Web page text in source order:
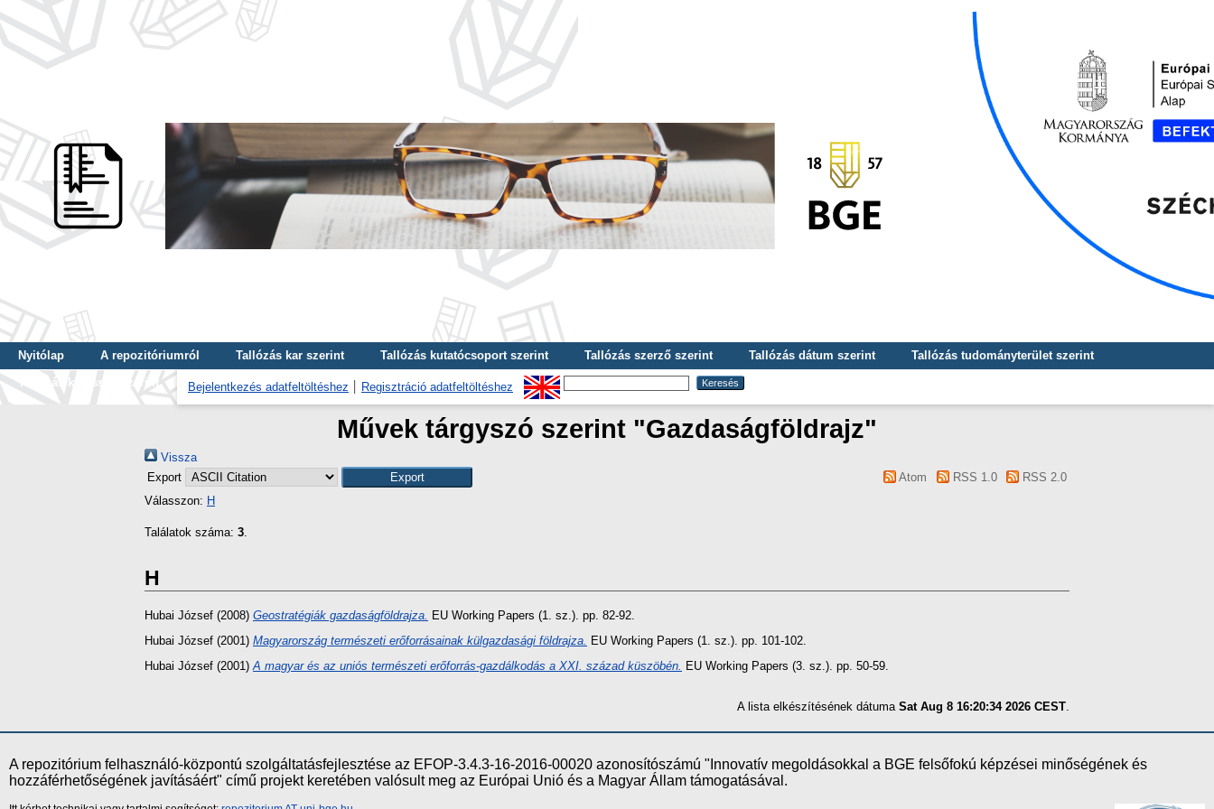
Nyitólap A repozitóriumról Tallózás kar szerint Tallózás kutatócsoport szerint Tallózás szerző szerint Tallózás dátum szerint
Tallózás tudományterület szerint
Tallózás kulcsszó szerint
Bejelentkezés adatfeltöltéshez Regisztráció adatfeltöltéshez
Művek tárgyszó szerint "Gazdaságföldrajz"
Vissza
Export
Atom RSS 1.0
RSS 2.0
Válasszon: H
Találatok száma: 3.
H
Hubai József (2008) Geostratégiák gazdaságföldrajza. EU Working Papers (1. sz.). pp. 82-92.
Hubai József (2001) Magyarország természeti erőforrásainak külgazdasági földrajza.
EU Working Papers (1. sz.). pp. 101-102.
Hubai József (2001) A magyar és az uniós természeti erőforrás-gazdálkodás a XXI. század küszöbén. EU Working Papers (3. sz.). pp. 50-59.
A lista elkészítésének dátuma Sat Aug 8 16:20:34 2026 CEST
A repozitórium felhasználó-központú szolgáltatásfejlesztése az EFOP-3.4.3-16-2016-00020 azonosítószámú "Innovatív megoldásokkal a BGE felsőfokú képzései minőségének és
hozzáférhetőségének javításáért" című projekt keretében valósult meg az Európai Unió és a Magyar Állam támogatásával.